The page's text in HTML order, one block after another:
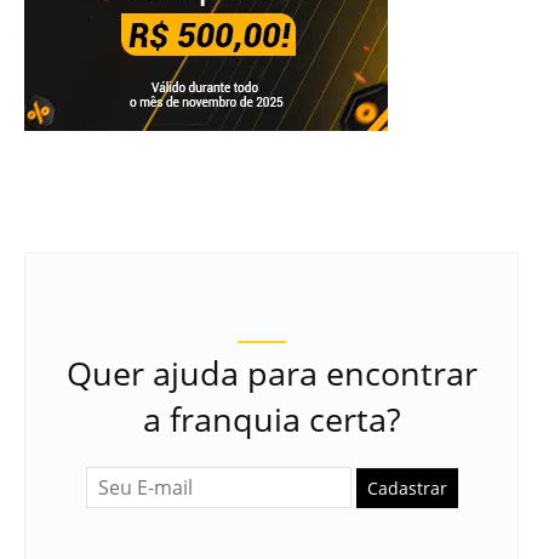
Quer ajuda para encontrar
a franquia certa?
Cadastrar